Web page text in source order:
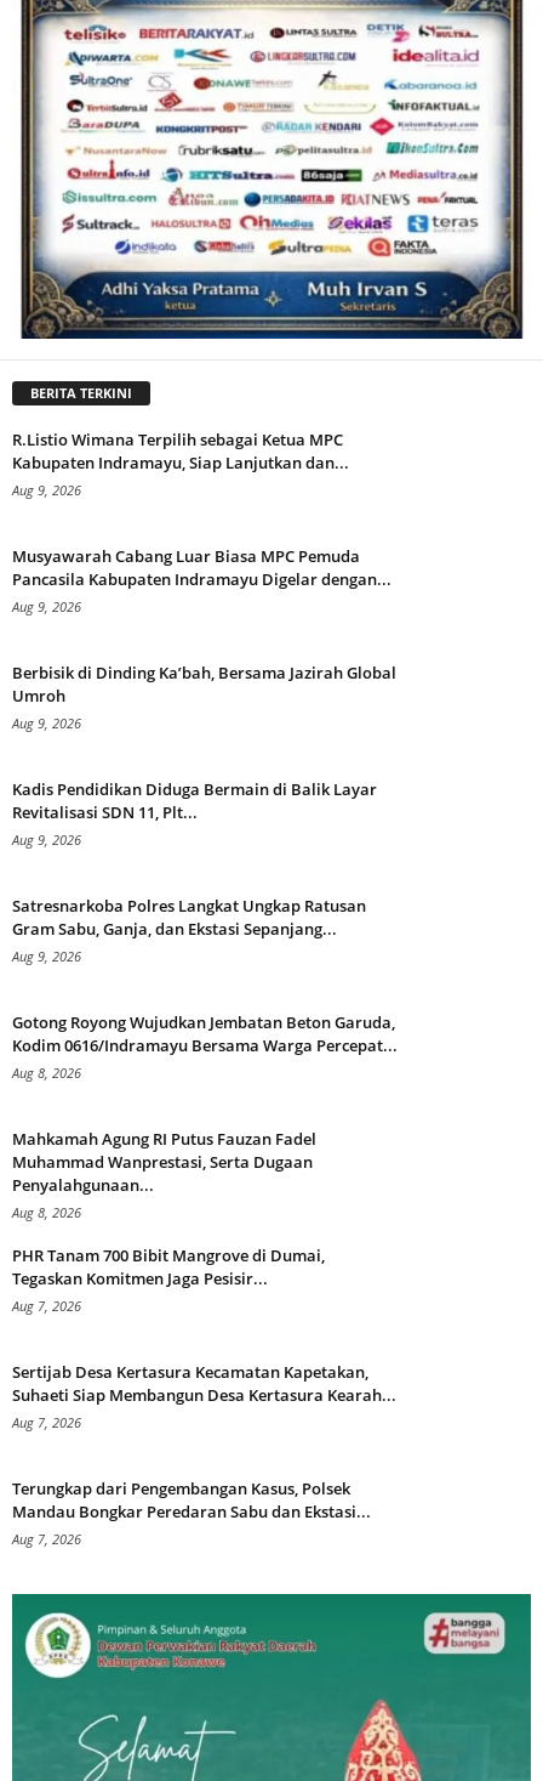
BERITA TERKINI
R.Listio Wimana Terpilih sebagai Ketua MPC
Kabupaten Indramayu, Siap Lanjutkan dan...
Aug 9, 2026
Musyawarah Cabang Luar Biasa MPC Pemuda
Pancasila Kabupaten Indramayu Digelar dengan...
Aug 9, 2026
Berbisik di Dinding Ka’bah, Bersama Jazirah Global
Umroh
Aug 9, 2026
Kadis Pendidikan Diduga Bermain di Balik Layar
Revitalisasi SDN 11, Plt...
Aug 9, 2026
Satresnarkoba Polres Langkat Ungkap Ratusan
Gram Sabu, Ganja, dan Ekstasi Sepanjang...
Aug 9, 2026
Gotong Royong Wujudkan Jembatan Beton Garuda,
Kodim 0616/Indramayu Bersama Warga Percepat...
Aug 8, 2026
Mahkamah Agung RI Putus Fauzan Fadel
Muhammad Wanprestasi, Serta Dugaan
Penyalahgunaan...
Aug 8, 2026
PHR Tanam 700 Bibit Mangrove di Dumai,
Tegaskan Komitmen Jaga Pesisir...
Aug 7, 2026
Sertijab Desa Kertasura Kecamatan Kapetakan,
Suhaeti Siap Membangun Desa Kertasura Kearah...
Aug 7, 2026
Terungkap dari Pengembangan Kasus, Polsek
Mandau Bongkar Peredaran Sabu dan Ekstasi...
Aug 7, 2026